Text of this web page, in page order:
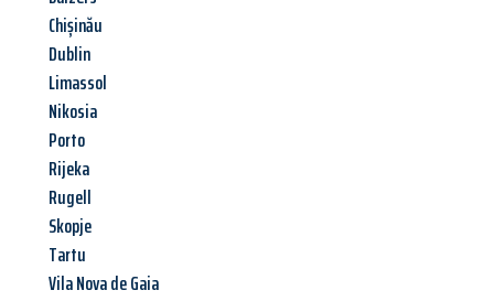
Chișinău
Dublin
Limassol
Nikosia
Porto
Rijeka
Rugell
Skopje
Tartu
Vila Nova de Gaia